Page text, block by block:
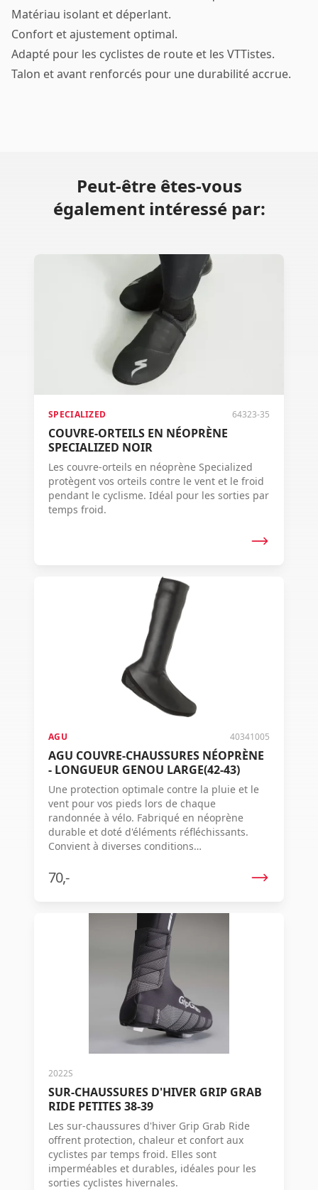
Matériau isolant et déperlant.
Confort et ajustement optimal.
Adapté pour les cyclistes de route et les VTTistes.
Talon et avant renforcés pour une durabilité accrue.
Peut-être êtes-vous
également intéressé par:
SPECIALIZED 64323-35
COUVRE-ORTEILS EN NÉOPRÈNE
SPECIALIZED NOIR
Les couvre-orteils en néoprène Specialized
protègent vos orteils contre le vent et le froid
pendant le cyclisme. Idéal pour les sorties par
temps froid.
AGU 40341005
AGU COUVRE-CHAUSSURES NÉOPRÈNE
- LONGUEUR GENOU LARGE(42-43)
Une protection optimale contre la pluie et le
vent pour vos pieds lors de chaque
randonnée à vélo. Fabriqué en néoprène
durable et doté d'éléments réfléchissants.
Convient à diverses conditions
70,-
2022S
SUR-CHAUSSURES D'HIVER GRIP GRAB
RIDE PETITES 38-39
Les sur-chaussures d'hiver Grip Grab Ride
offrent protection, chaleur et confort aux
cyclistes par temps froid. Elles sont
imperméables et durables, idéales pour les
sorties cyclistes hivernales.